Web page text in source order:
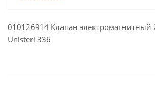
010126914 Клапан электромагнитный
Unisteri 336